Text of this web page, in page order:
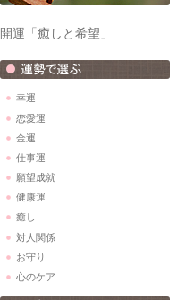
開運「癒しと希望」
幸運
恋愛運
金運
仕事運
願望成就
健康運
癒し
対人関係
お守り
心のケア